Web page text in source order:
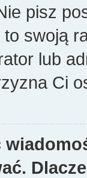
pisz
swoją
lub
Ci